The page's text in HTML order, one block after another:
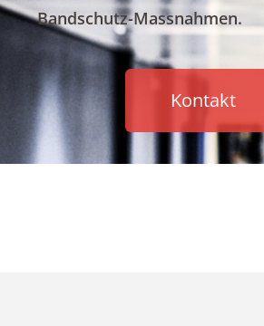
Bandschutz-Massnahmen.
Kontakt